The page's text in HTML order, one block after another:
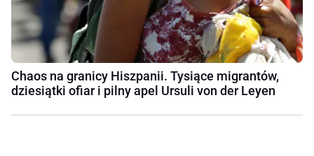
Chaos na granicy Hiszpanii. Tysiące migrantów,
dziesiątki ofiar i pilny apel Ursuli von der Leyen